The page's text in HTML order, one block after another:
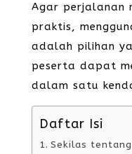
Agar perjalanan
praktis,
adalah pilihan
peserta dapat
dalam satu
Daftar Isi
Sekilas